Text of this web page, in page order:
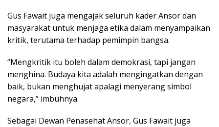
Gus Fawait juga mengajak seluruh kader Ansor dan
masyarakat untuk menjaga etika dalam menyampaikan
kritik, terutama terhadap pemimpin bangsa.
“Mengkritik itu boleh dalam demokrasi, tapi jangan
menghina. Budaya kita adalah mengingatkan dengan
baik, bukan menghujat apalagi menyerang simbol
negara,” imbuhnya.
Sebagai Dewan Penasehat Ansor, Gus Fawait juga